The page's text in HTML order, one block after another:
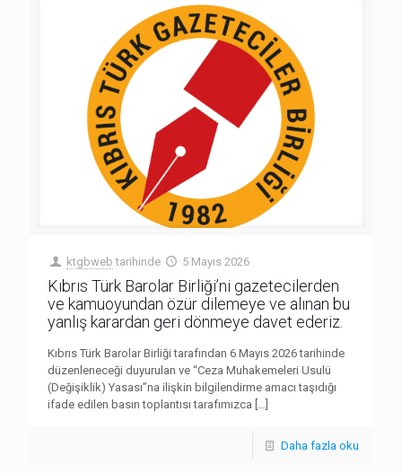
ktgbweb tarihinde 5 Mayıs 2026
Kıbrıs Türk Barolar Birliği’ni gazetecilerden
ve kamuoyundan özür dilemeye ve alınan bu
yanlış karardan geri dönmeye davet ederiz.
Kıbrıs Türk Barolar Birliği tarafından 6 Mayıs 2026 tarihinde
düzenleneceği duyurulan ve “Ceza Muhakemeleri Usulü
(Değişiklik) Yasası”na ilişkin bilgilendirme amacı taşıdığı
ifade edilen basın toplantısı tarafımızca […]
Daha fazla oku